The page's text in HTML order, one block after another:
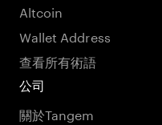
Altcoin
Wallet Address
查看所有術語
公司
關於Tangem